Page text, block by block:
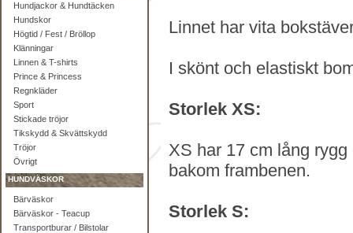
Hundjackor & Hundtäcken
Hundskor
Högtid / Fest / Bröllop
Klänningar
Linnen & T-shirts
Prince & Princess
Regnkläder
Sport
Stickade tröjor
Tikskydd & Skvättskydd
Tröjor
Övrigt
HUNDVÄSKOR
Bärväskor
Bärväskor - Teacup
Transportburar / Bilstolar
Linnet har vita
I skönt och elastiskt
Storlek XS:
XS har 17 cm lång
bakom frambenen.
Storlek S: